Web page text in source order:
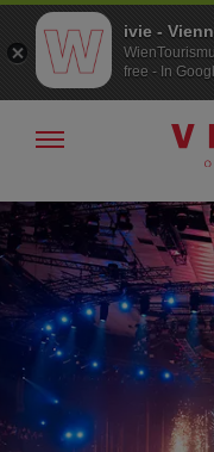
Alla
navigazione
Al
contenuto
Mostra/nascondi
ivie -
free - In